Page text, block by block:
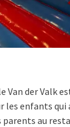
Van der Valk
les enfants qui
au